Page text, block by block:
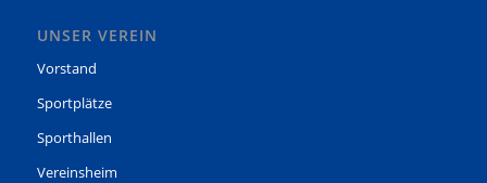
UNSER VEREIN
Vorstand
Sportplätze
Sporthallen
Vereinsheim